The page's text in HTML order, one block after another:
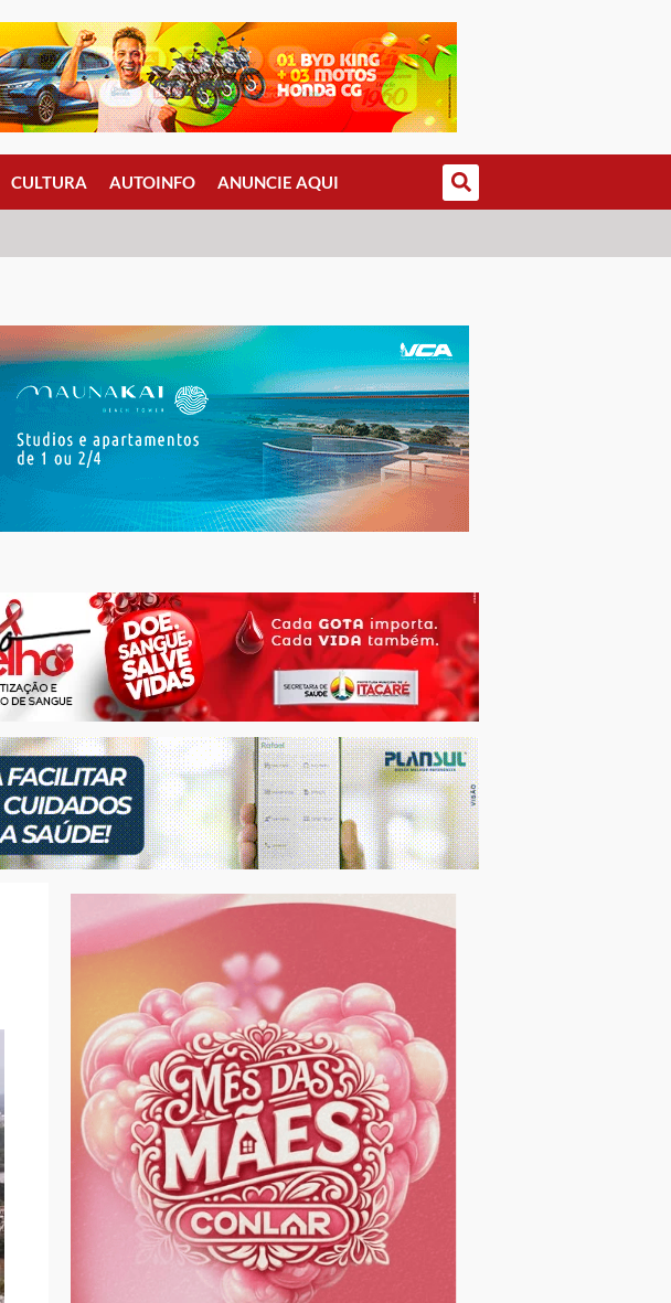
CULTURA AUTOINFO ANUNCIE AQUI